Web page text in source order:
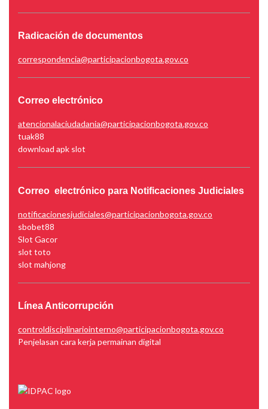
Radicación de documentos
correspondencia@participacionbogota.gov.co
Correo electrónico
atencionalaciudadania@participacionbogota.gov.co
tuak88
download apk slot
Correo electrónico para Notificaciones Judiciales
notificacionesjudiciales@participacionbogota.gov.co
sbobet88
Slot Gacor
slot toto
slot mahjong
Línea Anticorrupción
controldisciplinariointerno@participacionbogota.gov.co
Penjelasan cara kerja permainan digital